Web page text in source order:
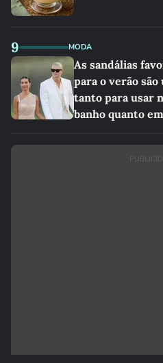
9 MODA
As sandálias
para o verão
tanto para usar
banho quanto